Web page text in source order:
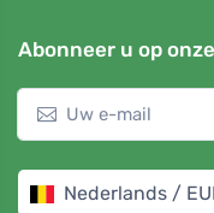
Abonneer u op
Nederlands /